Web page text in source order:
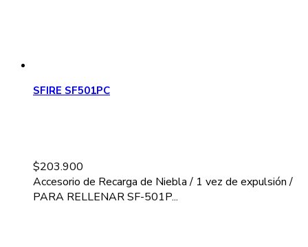
SFIRE SF501PC
$203.900
Accesorio de Recarga de Niebla / 1 vez de expulsión /
PARA RELLENAR SF-501P...